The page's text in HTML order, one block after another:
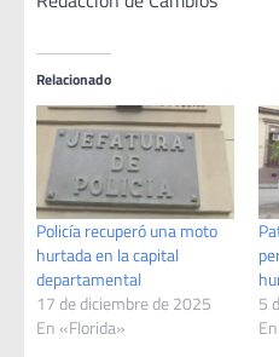
Relacionado
Policía recuperó una moto
hurtada en la capital
departamental
17 de diciembre de 2025
En «Florida»
5